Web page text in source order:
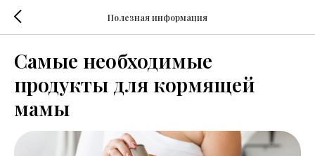
Полезная информация
Самые необходимые
продукты для кормящей
мамы